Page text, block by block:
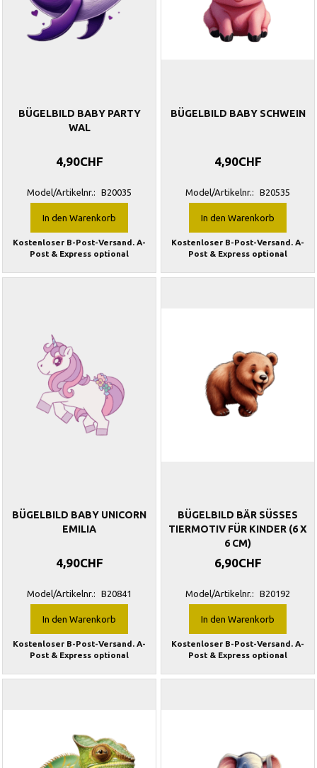
BÜGELBILD BABY PARTY
WAL
4,90CHF
Model/Artikelnr.: B20035
In den Warenkorb
Kostenloser B-Post-Versand. A-
Post & Express optional
BÜGELBILD BABY SCHWEIN
4,90CHF
Model/Artikelnr.: B20535
In den Warenkorb
Kostenloser B-Post-Versand. A-
Post & Express optional
BÜGELBILD BABY UNICORN
EMILIA
4,90CHF
Model/Artikelnr.: B20841
In den Warenkorb
Kostenloser B-Post-Versand. A-
Post & Express optional
BÜGELBILD BÄR SÜSSES
TIERMOTIV FÜR KINDER (6 X
6 CM)
6,90CHF
Model/Artikelnr.: B20192
In den Warenkorb
Kostenloser B-Post-Versand. A-
Post & Express optional